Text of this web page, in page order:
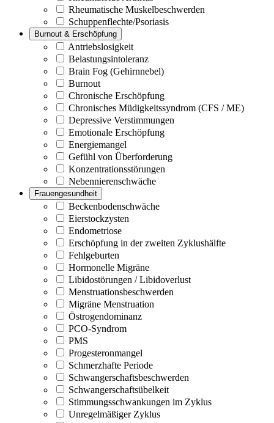
Rheumatische Muskelbeschwerden
Schuppenflechte/Psoriasis
Burnout & Erschöpfung
Antriebslosigkeit
Belastungsintoleranz
Brain Fog (Gehirnnebel)
Burnout
Chronische Erschöpfung
Chronisches Müdigkeitssyndrom (CFS / ME)
Depressive Verstimmungen
Emotionale Erschöpfung
Energiemangel
Gefühl von Überforderung
Konzentrationsstörungen
Nebennierenschwäche
Frauengesundheit
Beckenbodenschwäche
Eierstockzysten
Endometriose
Erschöpfung in der zweiten Zyklushälfte
Fehlgeburten
Hormonelle Migräne
Libidostörungen / Libidoverlust
Menstruationsbeschwerden
Migräne Menstruation
Östrogendominanz
PCO-Syndrom
PMS
Progesteronmangel
Schmerzhafte Periode
Schwangerschaftsbeschwerden
Schwangerschaftsübelkeit
Stimmungsschwankungen im Zyklus
Unregelmäßiger Zyklus